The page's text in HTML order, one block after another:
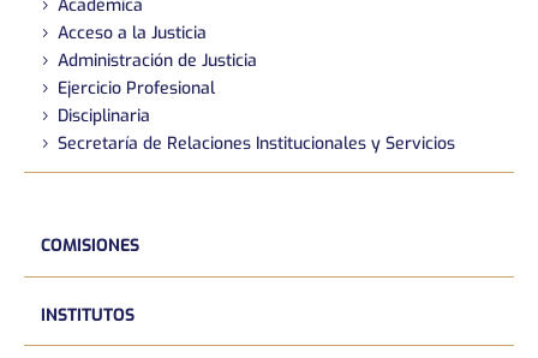
Académica
Acceso a la Justicia
Administración de Justicia
Ejercicio Profesional
Disciplinaria
Secretaría de Relaciones Institucionales y Servicios
COMISIONES
INSTITUTOS